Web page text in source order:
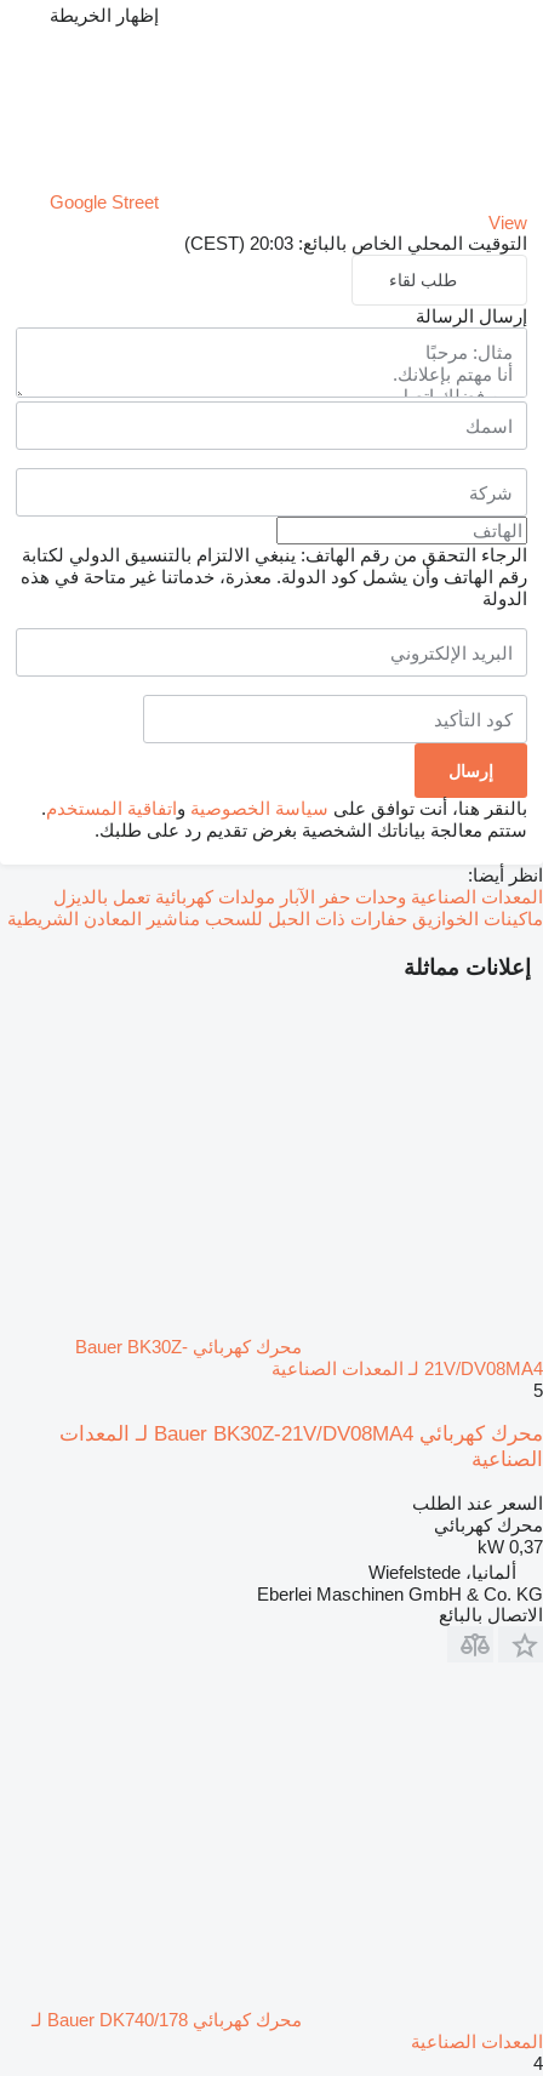
إظهار الخريطة
Google Street
View
التوقيت المحلي الخاص بالبائع: 20:03 (CEST)
طلب لقاء
إرسال الرسالة
الرجاء التحقق من رقم الهاتف: ينبغي الالتزام بالتنسيق الدولي لكتابة
رقم الهاتف وأن يشمل كود الدولة. معذرة، خدماتنا غير متاحة في هذه
الدولة
بالنقر هنا، أنت توافق على سياسة الخصوصية واتفاقية المستخدم.
ستتم معالجة بياناتك الشخصية بغرض تقديم رد على طلبك.
إعلانات مماثلة
محرك كهربائي Bauer BK30Z-
21V/DV08MA4 لـ المعدات الصناعية
5
محرك كهربائي Bauer BK30Z-21V/DV08MA4 لـ المعدات
الصناعية
السعر عند الطلب
محرك كهربائي
0,37 kW
ألمانيا، Wiefelstede
Eberlei Maschinen GmbH & Co. KG
الاتصال بالبائع
محرك كهربائي Bauer DK740/178 لـ
المعدات الصناعية
4
انظر أيضا:
المعدات الصناعية وحدات حفر الآبار مولدات كهربائية تعمل بالديزل
ماكينات الخوازيق حفارات ذات الحبل للسحب مناشير المعادن الشريطية